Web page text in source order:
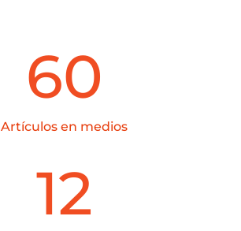
60
Artículos en medios
12